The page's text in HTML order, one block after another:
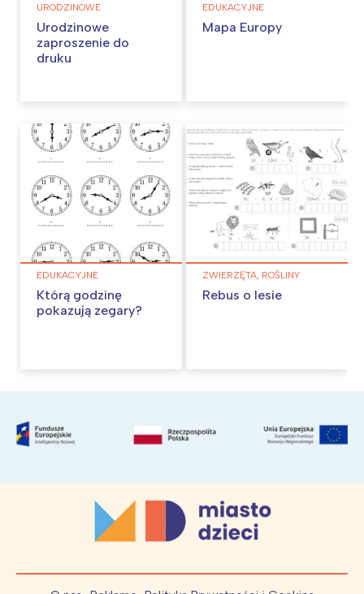
URODZINOWE
Urodzinowe
zaproszenie do
druku
EDUKACYJNE
Mapa Europy
EDUKACYJNE
Którą godzinę
pokazują zegary?
ZWIERZĘTA, ROŚLINY
Rebus o lesie